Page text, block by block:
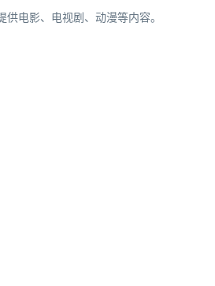
电影、电视剧、动漫等内容。